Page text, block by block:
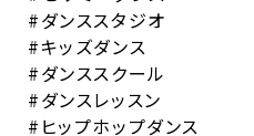
#ダンススタジオ
#キッズダンス
#ダンススクール
#ダンスレッスン
#ヒップホップダンス